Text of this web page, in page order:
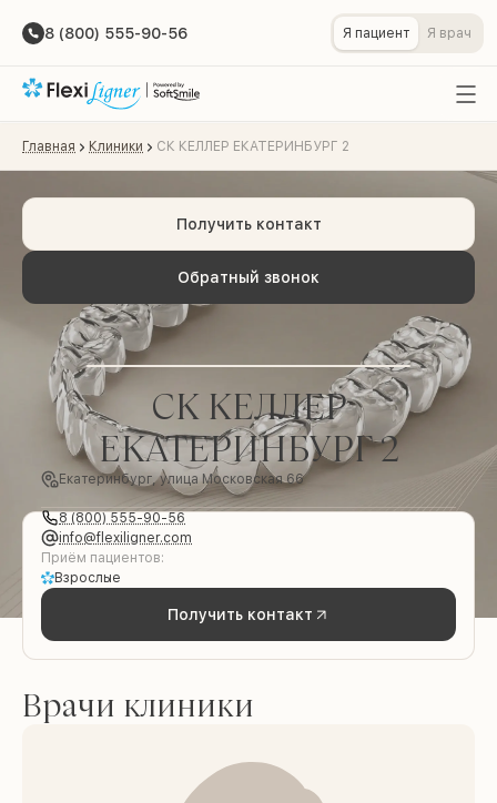
8 (800) 555-90-56 Я пациент Я врач
Главная Клиники СК КЕЛЛЕР ЕКАТЕРИНБУРГ 2
Обратный звонок
Получить контакт
СК КЕЛЛЕР
ЕКАТЕРИНБУРГ 2
Екатеринбург, улица Московская 66
8 (800) 555-90-56
info@flexiligner.com
Приём пациентов:
Взрослые
Получить контакт
Врачи клиники